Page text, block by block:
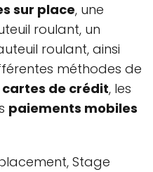
sur place, une
roulant, un
roulant, ainsi
méthodes de
cartes de crédit, les
paiements mobiles
Stage